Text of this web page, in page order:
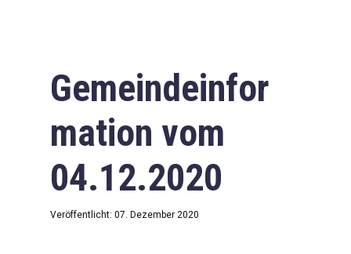
Gemeindeinfor
mation vom
04.12.2020
Veröffentlicht: 07. Dezember 2020